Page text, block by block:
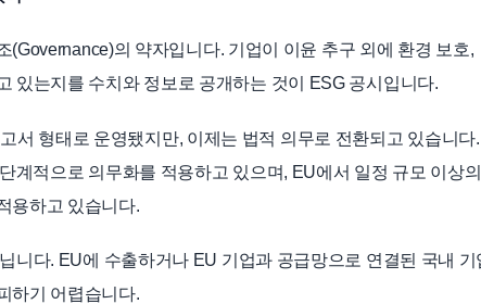
(Governance)의 약자입니다. 기업이 이윤 추구 외에 환경 보호,
있는지를 수치와 정보로 공개하는 것이 ESG 공시입니다.
서 형태로 운영됐지만, 이제는 법적 의무로 전환되고 있습니다.
계적으로 의무화를 적용하고 있으며, EU에서 일정 규모 이상의
용하고 있습니다.
니다. EU에 수출하거나 EU 기업과 공급망으로 연결된 국내 기
하기 어렵습니다.